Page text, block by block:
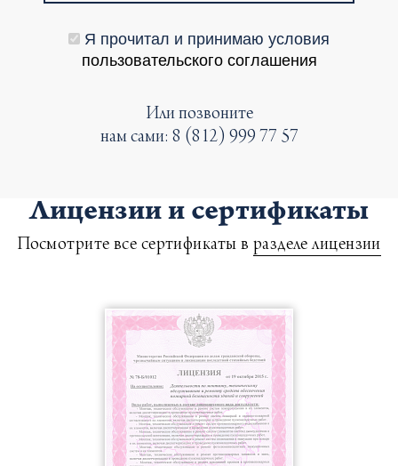
Я прочитал и принимаю условия
пользовательского соглашения
Или позвоните
нам сами: 8 (812) 999 77 57
Лицензии и сертификаты
Посмотрите все сертификаты в разделе лицензии